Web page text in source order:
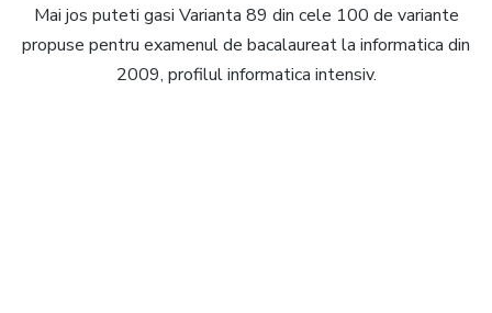
Mai jos puteti gasi Varianta 89 din cele 100 de variante
propuse pentru examenul de bacalaureat la informatica din
2009, profilul informatica intensiv.